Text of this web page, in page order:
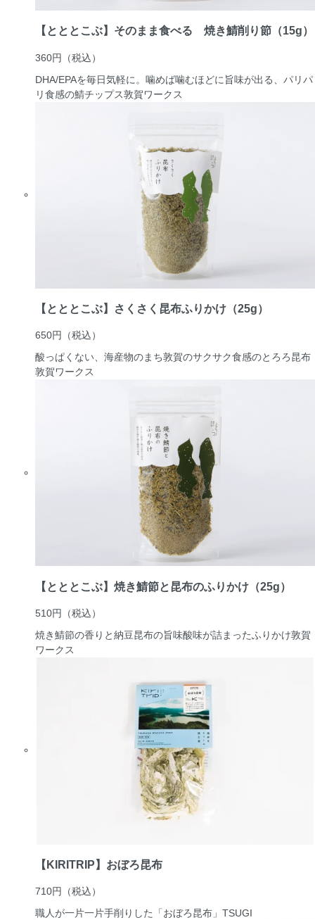
【とととこぶ】そのまま食べる 焼き鯖削り節（15g）
360円
（税込）
DHA/EPAを毎日気軽に。噛めば噛むほどに旨味が出る、パリパ
リ食感の鯖チップス敦賀ワークス
【とととこぶ】さくさく昆布ふりかけ（25g）
650円
（税込）
酸っぱくない、海産物のまち敦賀のサクサク食感のとろろ昆布
敦賀ワークス
【とととこぶ】焼き鯖節と昆布のふりかけ（25g）
510円
（税込）
焼き鯖節の香りと納豆昆布の旨味酸味が詰まったふりかけ敦賀
ワークス
【KIRITRIP】おぼろ昆布
710円
（税込）
職人が一片一片手削りした「おぼろ昆布」 TSUGI